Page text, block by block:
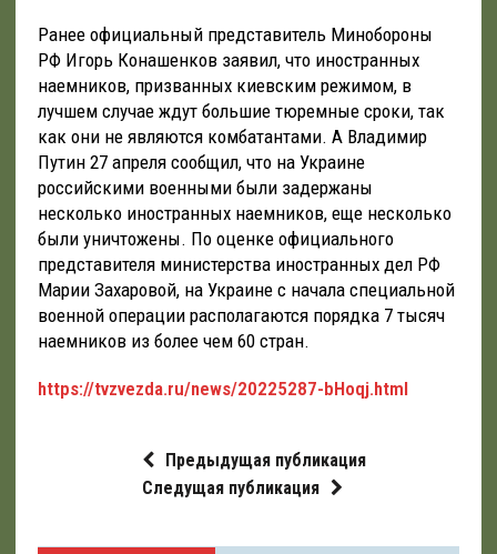
Ранее официальный представитель Минобороны
РФ Игорь Конашенков заявил, что иностранных
наемников, призванных киевским режимом, в
лучшем случае ждут большие тюремные сроки, так
как они не являются комбатантами. А Владимир
Путин 27 апреля сообщил, что на Украине
российскими военными были задержаны
несколько иностранных наемников, еще несколько
были уничтожены. По оценке официального
представителя министерства иностранных дел РФ
Марии Захаровой, на Украине с начала специальной
военной операции располагаются порядка 7 тысяч
наемников из более чем 60 стран.
https://tvzvezda.ru/news/20225287-bHoqj.html
Предыдущая публикация
Следущая публикация